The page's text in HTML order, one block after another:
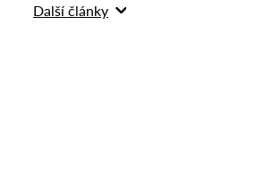
Další články